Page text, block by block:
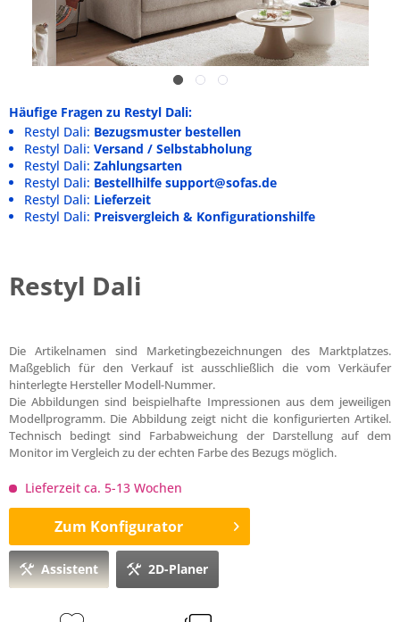
Häufige Fragen zu Restyl Dali:
Restyl Dali: Bezugsmuster bestellen
Restyl Dali: Versand / Selbstabholung
Restyl Dali: Zahlungsarten
Restyl Dali: Bestellhilfe support@sofas.de
Restyl Dali: Lieferzeit
Restyl Dali: Preisvergleich & Konfigurationshilfe
Restyl Dali
Die Artikelnamen sind Marketingbezeichnungen des Marktplatzes.
Maßgeblich für den Verkauf ist ausschließlich die vom Verkäufer
hinterlegte Hersteller Modell-Nummer.
Die Abbildungen sind beispielhafte Impressionen aus dem jeweiligen
Modellprogramm. Die Abbildung zeigt nicht die konfigurierten Artikel.
Technisch bedingt sind Farbabweichung der Darstellung auf dem
Monitor im Vergleich zu der echten Farbe des Bezugs möglich.
Lieferzeit ca. 5-13 Wochen
Zum Konfigurator
Assistent 2D-Planer